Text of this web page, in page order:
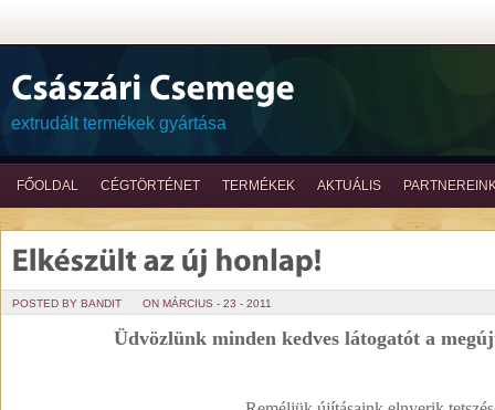
extrudált termékek gyártása
FŐOLDAL CÉGTÖRTÉNET TERMÉKEK AKTUÁLIS
POSTED BY BANDIT ON MÁRCIUS - 23 - 2011
Üdvözlünk minden kedves látogatót a